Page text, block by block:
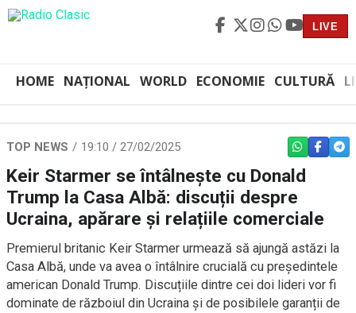
LIVE
HOME NAȚIONAL WORLD ECONOMIE CULTURĂ
TOP NEWS 19:10 / 27/02/2025 WHATSAPP
Keir Starmer se întâlnește cu Donald
Trump la Casa Albă: discuții despre
Ucraina, apărare și relațiile comerciale
Premierul britanic Keir Starmer urmează să ajungă astăzi la
Casa Albă, unde va avea o întâlnire crucială cu președintele
american Donald Trump. Discuțiile dintre cei doi lideri vor fi
dominate de războiul din Ucraina și de posibilele garanții de